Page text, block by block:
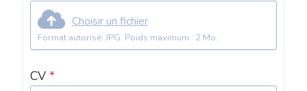
Choisir un fichier
Format autorisé: JPG. Poids maximum : 2 Mo.
CV *